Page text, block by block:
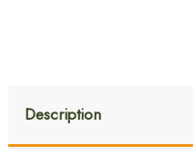
Description